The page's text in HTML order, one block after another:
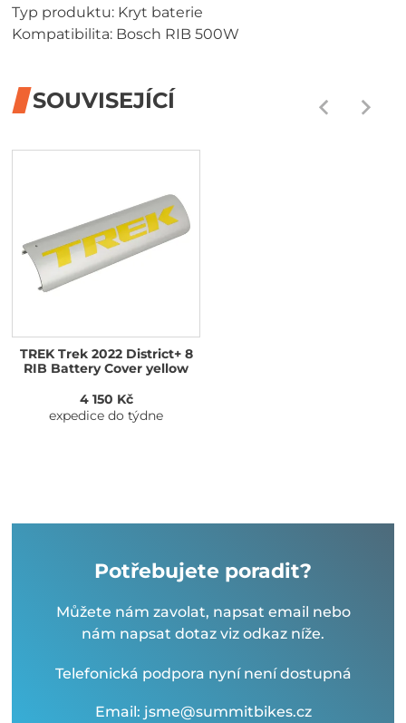
Typ produktu: Kryt baterie
Kompatibilita: Bosch RIB 500W
SOUVISEJÍCÍ
TREK Trek 2022 District+ 8
RIB Battery Cover yellow
4 150 Kč
expedice do týdne
Potřebujete poradit?
Můžete nám zavolat, napsat email nebo
nám napsat dotaz viz odkaz níže.
Telefonická podpora nyní není dostupná
Email: jsme@summitbikes.cz